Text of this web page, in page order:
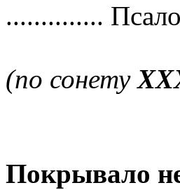
..............
(по сонету
Покрывало